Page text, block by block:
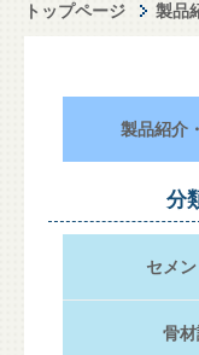
トップページ 製品
製品紹介
分
セメ
骨